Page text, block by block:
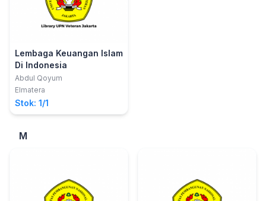
Lembaga Keuangan Islam
Di Indonesia
Abdul Qoyum
Elmatera
Stok: 1/1
M